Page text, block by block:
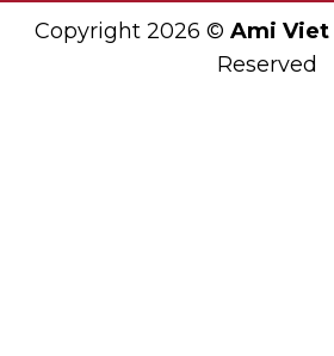
Copyright 2026 © Ami Viet
Reserved